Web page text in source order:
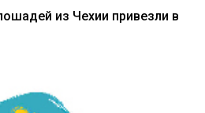
из Чехии привезли в